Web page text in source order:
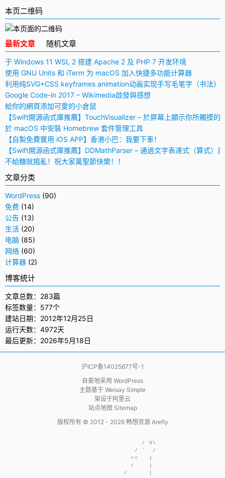
本页二维码
最新文章 随机文章
于 Windows 11 WSL 2 搭建 Apache 2 及 PHP 7 开发环境
使用 GNU Units 和 iTerm 为 macOS 加入快捷多功能计算器
利用纯SVG+CSS keyframes animation动画实现手写毛笔字（书法）
Google Code-in 2017 – Wikimedia啟發與感想
給你的網頁添加可愛的小倉鼠
【Swift開源函式庫推薦】TouchVisualizer – 於屏幕上顯示你所觸摸的
於 macOS 中安裝 Homebrew 套件管理工具
【自製免費實用 iOS APP】香港小巴：我要下車！
【Swift開源函式庫推薦】DDMathParser – 通過文字表達式（算式）
不給糖就搗亂！祝大家萬聖節快樂！！
文章分类
WordPress (90)
免费 (14)
公告 (13)
生活 (20)
电脑 (85)
网络 (60)
计算器 (2)
博客统计
文章总数：283篇
标签数量：577个
建站日期：2012年12月25日
运行天数：4972天
最后更新：2026年5月18日
沪ICP备14025677号-1
自豪地采用 WordPress
主题基于 Weisay Simple
架设于阿里云
站点地图 Sitemap
版权所有 © 2012 - 2026 畅想资源 Arefly
                     .
                    / V\
                  / `  /
                 <<   |
                 /    |
               /      |